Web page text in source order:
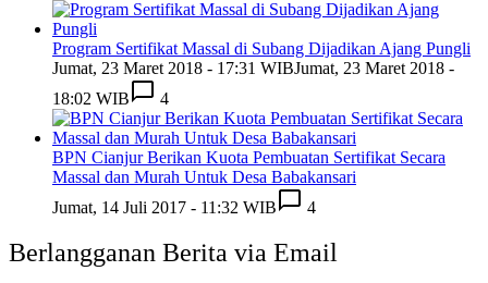
Program Sertifikat Massal di Subang Dijadikan Ajang Pungli
Jumat, 23 Maret 2018 - 17:31 WIBJumat, 23 Maret 2018 -
18:02 WIB
4
BPN Cianjur Berikan Kuota Pembuatan Sertifikat Secara
Massal dan Murah Untuk Desa Babakansari
Jumat, 14 Juli 2017 - 11:32 WIB
4
Berlangganan Berita via Email